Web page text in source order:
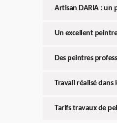
Artisan DARIA : un
Un excellent
Des peintres
Travail réalisé dans
Tarifs travaux de